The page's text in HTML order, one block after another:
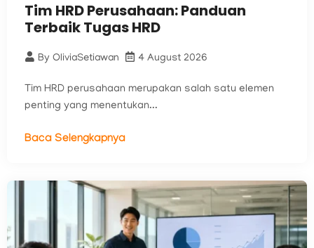
Tim HRD Perusahaan: Panduan
Terbaik Tugas HRD
By OliviaSetiawan 4 August 2026
Tim HRD perusahaan merupakan salah satu elemen
penting yang menentukan...
Baca Selengkapnya